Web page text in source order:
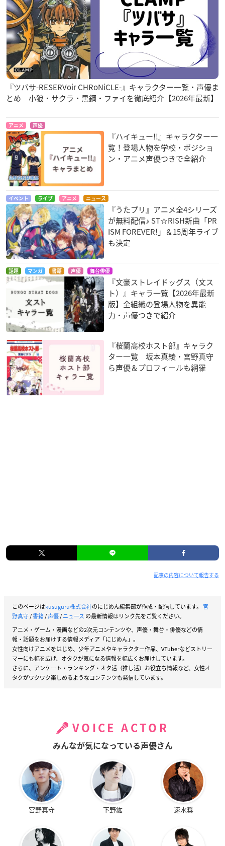
『ツバサ-RESERVoir CHRoNiCLE-』キャラクター一覧・声優ま
とめ 小狼・サクラ・黒鋼・ファイを徹底紹介【2026年最新】
アニメ 声優
『ハイキュー!!』キャラクター一
覧！登場人物を学校・ポジショ
ン・アニメ声優つきで全紹介
イベント ライブ アニメ ニュース
『うたプリ』アニメ全4シリーズ
が無料配信♪ ST☆RISH新曲「PR
ISM FOREVER!」＆15周年ライブ
も決定
話題 マンガ 書籍 声優 舞台俳優
『文豪ストレイドッグス（文ス
ト）』キャラ一覧【2026年最新
版】全組織の登場人物を異能
力・声優つきで紹介
『桜蘭高校ホスト部』キャラク
ター一覧 坂本真綾・宮野真守
ら声優＆プロフィールも網羅
記事の内容について報告する
このページはkusuguru株式会社のにじめん編集部が作成・配信しています。 宮
野真守/書籍/声優/ニュース の最新情報はリンク先をご覧ください。
アニメ・ゲーム・漫画などの2次元コンテンツや、声優・舞台・俳優などの情
報・話題をお届けする情報メディア「にじめん」。
女性向けアニメをはじめ、少年アニメやキャラクター作品、VTuberなどストリー
マーにも幅を広げ、オタクが気になる情報を幅広くお届けしています。
さらに、アンケート・ランキング・オタ活（推し活）お役立ち情報など、女性オ
タクがワクワク楽しめるようなコンテンツも発信しています。
VOICE ACTOR
みんなが気になっている声優さん
宮野真守 下野紘 速水奨